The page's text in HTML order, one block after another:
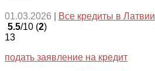
01.03.2026 Все кредиты в Латвии
5.5/10 (2)
13
подать заявление на кредит